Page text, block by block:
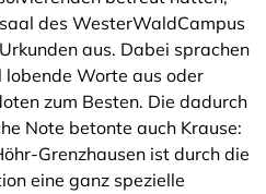
des WesterWaldCampus
aus. Dabei sprachen
lobende Worte aus oder
zum Besten. Die dadurch
Note betonte auch Krause:
Grenzhausen ist durch die
eine ganz spezielle